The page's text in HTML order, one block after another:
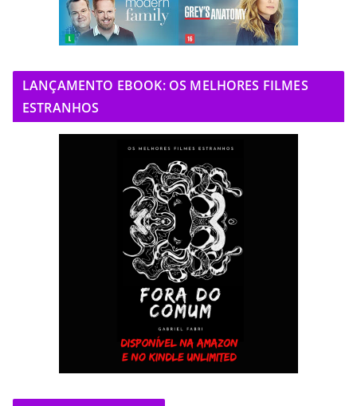
LANÇAMENTO EBOOK: OS MELHORES FILMES
ESTRANHOS